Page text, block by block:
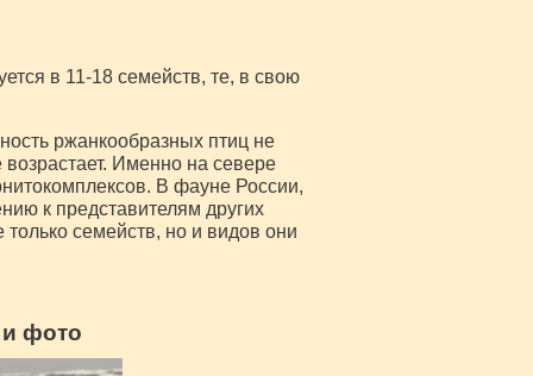
в 11-18 семейств, те, в свою
ржанкообразных птиц не
Именно на севере
В фауне России,
к представителям других
семейств, но и видов они
фото